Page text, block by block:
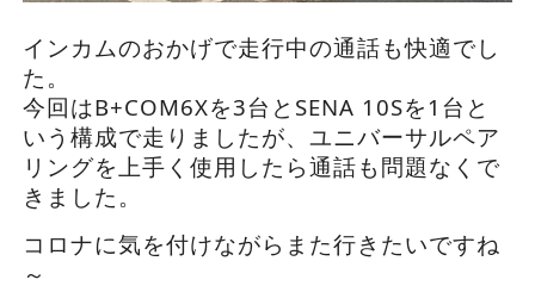
インカムのおかげで走行中の通話も快適でし
た。
今回はB+COM6Xを3台とSENA 10Sを1台と
いう構成で走りましたが、ユニバーサルペア
リングを上手く使用したら通話も問題なくで
きました。
コロナに気を付けながらまた行きたいですね
～